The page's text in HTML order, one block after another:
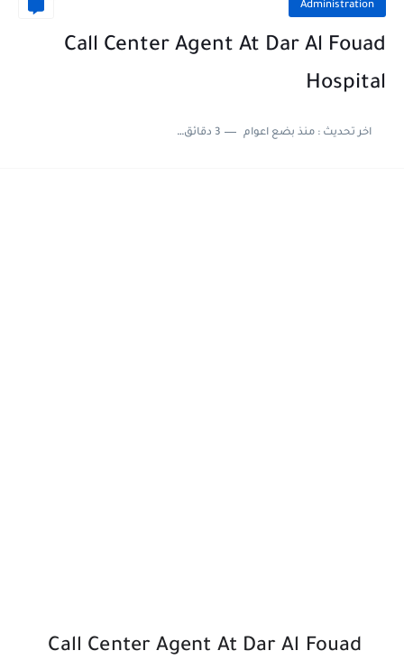
Administration
Call Center Agent At Dar Al Fouad
Hospital
اخر تحديث :منذ بضع اعوام 3 دقائق للقراءة
Call Center Agent At Dar Al Fouad